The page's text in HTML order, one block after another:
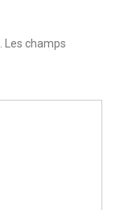
Les champs